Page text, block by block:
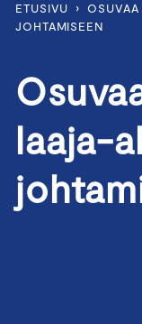
ETUSIVU ›
JOHTAMISEEN
laaja-